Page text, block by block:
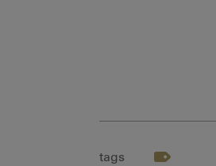
tags